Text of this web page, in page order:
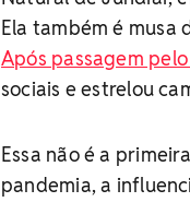
Ela também é musa
Após passagem
sociais e estrelou
Essa não é a
pandemia, a